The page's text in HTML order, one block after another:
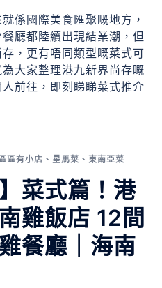
係國際美食匯聚嘅地方，
廳都陸續出現結業潮，但
，更有唔同類型嘅菜式可
大家整理港九新界尚存嘅
前往，即刻睇睇菜式推介
區有小店 、 星馬菜 、 東南亞菜
菜式篇！港
雞飯店 12間
餐廳｜海南